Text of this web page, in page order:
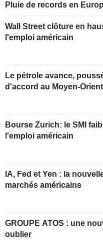
Pluie de records en
Wall Street clôture en
l'emploi américain
Le pétrole avance,
d'accord au Moyen-Orient
Bourse Zurich: le SMI
l'emploi américain
IA, Fed et Yen : la
marchés américains
GROUPE ATOS : une nouvelle année à
oublier